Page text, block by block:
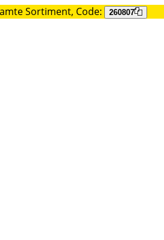
Sortiment, Code: 260807